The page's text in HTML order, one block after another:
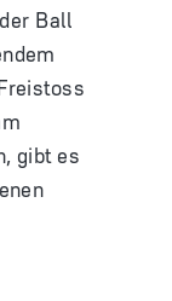
Ball
gibt es